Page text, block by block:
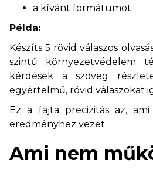
a kívánt formátumot
Példa:
Készíts 5 rövid válaszos
szintű környezetvédelem
kérdések a szöveg
egyértelmű, rövid válaszokat
Ez a fajta precizitás az,
eredményhez vezet.
Ami nem